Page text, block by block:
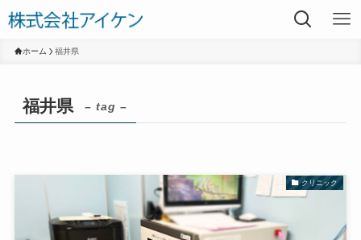
ホーム 福井県
福井県 – tag –
クリニック